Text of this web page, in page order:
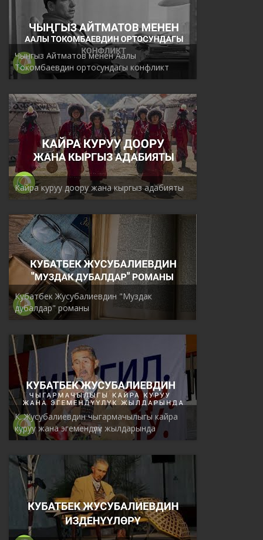
Чынгыз Айтматов менен Аалы
Токомбаевдин ортосундагы конфликт
Кайра куруу доору жана кыргыз адабияты
Кубатбек Жусубалиевдин "Муздак
дубалдар" романы
К. Жусубалиевдин чыгармачылыгы кайра
куруу жана эгемендүүлүк жылдарында